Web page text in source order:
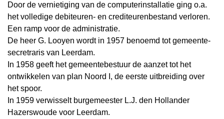
Door de vernietiging van de computerinstallatie ging o.a.
het volledige debiteuren- en crediteurenbestand verloren.
Een ramp voor de administratie.
De heer G. Looyen wordt in 1957 benoemd tot gemeente-
secretraris van Leerdam.
In 1958 geeft het gemeentebestuur de aanzet tot het
ontwikkelen van plan Noord I, de eerste uitbreiding over
het spoor.
In 1959 verwisselt burgemeester L.J. den Hollander
Hazerswoude voor Leerdam.